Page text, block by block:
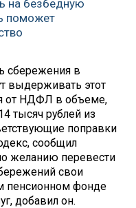
на безбедную
поможет
сбережения в
выдерживать этот
от НДФЛ в объеме,
тысяч рублей из
поправки
сообщил
желанию перевести
свои
пенсионном фонде
добавил он.